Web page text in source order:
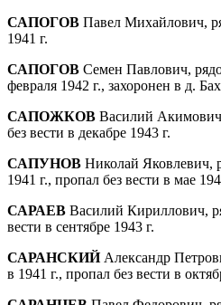
САПОГОВ Павел Михайлович,
1941 г.
САПОГОВ Семен Павлович,
февраля 1942 г., захоронен в д.
САПОЖКОВ Василий
без вести в декабре 1943 г.
САПУНОВ Николай Яковлевич,
1941 г., пропал без вести в мае
САРАЕВ Василий Кириллович,
вести в сентябре 1943 г.
САРАНСКИЙ Александр
в 1941 г., пропал без вести в